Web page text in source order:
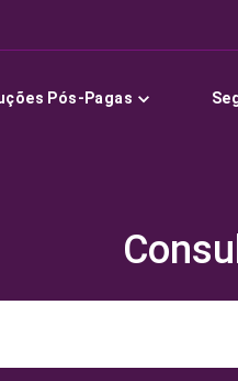
Pós-Pagas